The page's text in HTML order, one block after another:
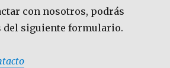
con nosotros, podrás
del siguiente formulario.